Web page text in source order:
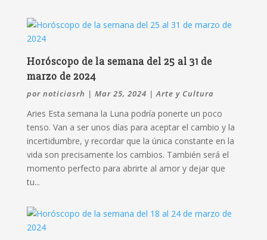
Horóscopo de la semana del 25 al 31 de
marzo de 2024
por noticiasrh | Mar 25, 2024 |Arte y Cultura
Aries Esta semana la Luna podría ponerte un poco
tenso. Van a ser unos días para aceptar el cambio y la
incertidumbre, y recordar que la única constante en la
vida son precisamente los cambios. También será el
momento perfecto para abrirte al amor y dejar que
tu...